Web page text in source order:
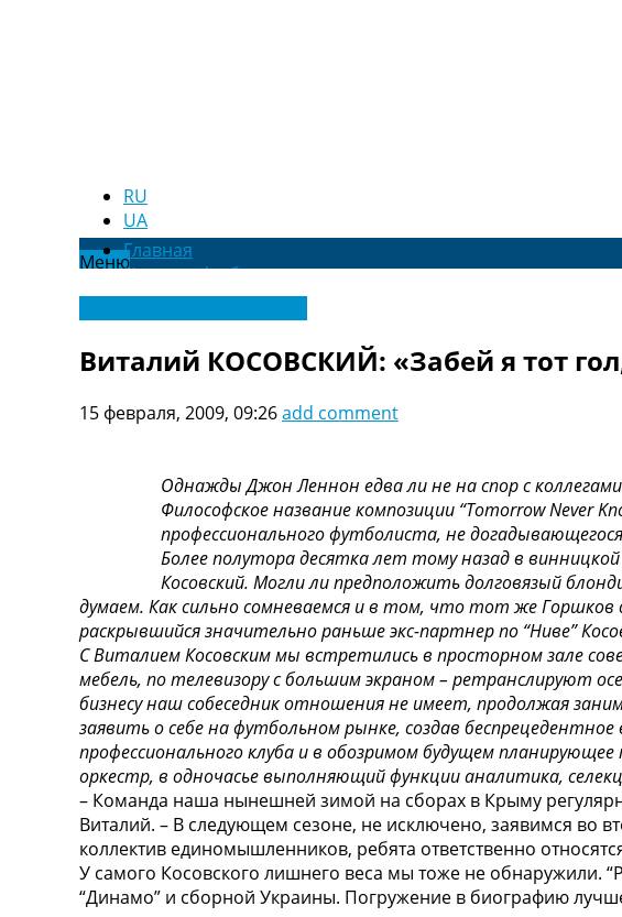
RU
UA
МенюГлавная
Новости футбола
Видео
Трансферы
Новости футбола Украины
Последние комментарии
Логин
Коллективный прогноз
Турниры
Чемпионат Мира
Украина. Премьер-Лига
Украина. Первая Лига
Лига Чемпионов
Англия. Премьер Лига
Испания. Ла Лига
Другие Турниры >>>
Таблицы
Таблицы групп Чемпионата Мира
Украина. Премьер-Лига
Украина. Первая Лига
Лига Чемпионов. Таблицы групп
Англия. Премьер-Лига
Испания. Ла Лига
Все таблицы >>>
Рейтинги
Виталий КОСОВСКИЙ: «Забей я тот
15 февраля, 2009, 09:26add comment
Однажды Джон Леннон едва ли не на спор с
Философское название композиции “Tomorrow Never
профессионального футболиста, не
Более полутора десятка лет тому назад в
Косовский. Могли ли предположить долговязый
думаем. Как сильно сомневаемся и в том, что тот же
раскрывшийся значительно раньше экс-партнер по “Ниве”
С Виталием Косовским мы встретились в просторном зале
мебель, по телевизору с большим экраном – ретранслируют
бизнесу наш собеседник отношения не имеет, продолжая
заявить о себе на футбольном рынке, создав
профессионального клуба и в обозримом будущем
оркестр, в одночасье выполняющий функции аналитика,
– Команда наша нынешней зимой на сборах в Крыму
Виталий. – В следующем сезоне, не исключено, заявимся во
коллектив единомышленников, ребята ответственно
У самого Косовского лишнего веса мы тоже не обнаружили.
“Динамо” и сборной Украины. Погружение в биографию